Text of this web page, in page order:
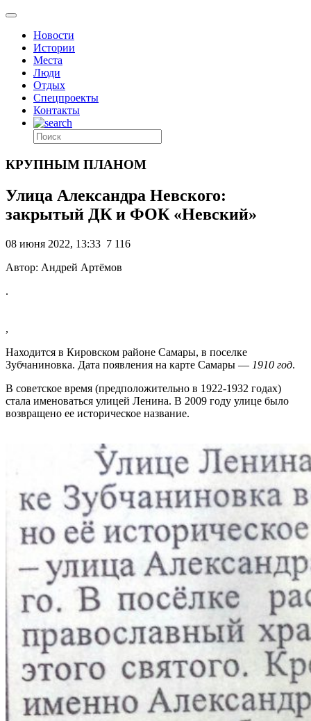
Новости
Истории
Места
Люди
Отдых
Спецпроекты
Контакты
КРУПНЫМ ПЛАНОМ
Улица Александра Невского:
закрытый ДК и ФОК «Невский»
08 июня 2022, 13:33 7 116
Автор: Андрей Артёмов
.
,
Находится в Кировском районе Самары, в поселке
Зубчаниновка. Дата появления на карте Самары — 1910 год.
В советское время (предположительно в 1922-1932 годах)
стала именоваться улицей Ленина. В 2009 году улице было
возвращено ее историческое название.